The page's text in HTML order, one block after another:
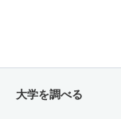
大学を調べる